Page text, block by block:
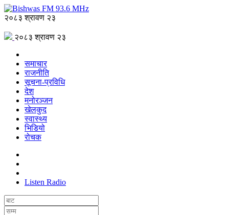
२०८३ श्रावण २३
२०८३ श्रावण २३
समाचार
राजनीति
सूचना-प्रविधि
देश
मनोरञ्जन
खेलकुद
स्वास्थ्य
भिडियो
रोचक
Listen Radio